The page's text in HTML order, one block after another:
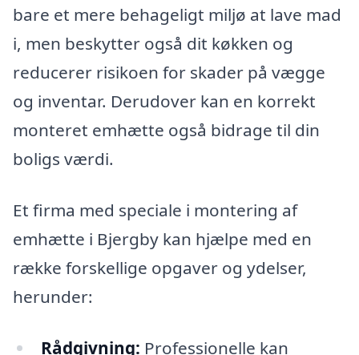
bare et mere behageligt miljø at lave mad
i, men beskytter også dit køkken og
reducerer risikoen for skader på vægge
og inventar. Derudover kan en korrekt
monteret emhætte også bidrage til din
boligs værdi.
Et firma med speciale i montering af
emhætte i Bjergby kan hjælpe med en
række forskellige opgaver og ydelser,
herunder:
Rådgivning: Professionelle kan